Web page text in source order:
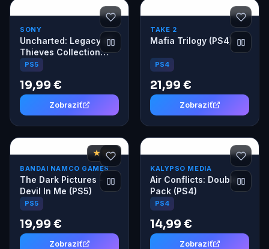
SONY
Uncharted: Legacy of
Thieves Collection
(PS5)
PS5
19,99 €
Zobraziť
TAKE 2
Mafia Trilogy (PS4)
PS4
21,99 €
Zobraziť
★ 7,4
BANDAI NAMCO GAMES
The Dark Pictures -
Devil In Me (PS5)
PS5
19,99 €
Zobraziť
KALYPSO MEDIA
Air Conflicts: Double
Pack (PS4)
PS4
14,99 €
Zobraziť